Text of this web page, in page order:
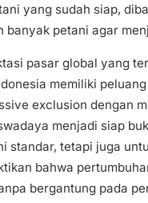
yang sudah siap,
banyak petani agar
pasar global yang
memiliki
exclusion dengan
menjadi siap
standar, tetapi juga
bahwa
bergantung pada